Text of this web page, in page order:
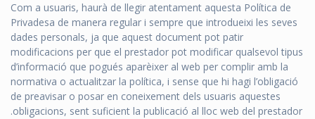
Com a usuaris, haurà de llegir atentament aquesta Política de
Privadesa de manera regular i sempre que introdueixi les seves
dades personals, ja que aquest document pot patir
modificacions per que el prestador pot modificar qualsevol tipus
d’informació que pogués aparèixer al web per complir amb la
normativa o actualitzar la política, i sense que hi hagi l’obligació
de preavisar o posar en coneixement dels usuaris aquestes
obligacions, sent suficient la publicació al lloc web del prestador.